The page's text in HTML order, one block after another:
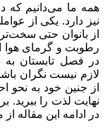
همه ما می‌دانیم که
نیز دارد. یکی‌ از
از بانوان حتی
رطوبت و گرمای هوا
در فصل تابستان به
لازم نیست نگران
از جنین خود به نحو
نهایت لذت را ببرید.
در ادامه این مقاله